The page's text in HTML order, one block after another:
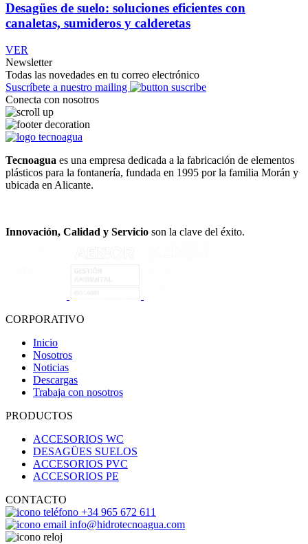
Desagües de suelo: soluciones eficientes con
canaletas, sumideros y calderetas
VER
Newsletter
Todas las novedades en tu correo electrónico
Suscríbete a nuestro mailing
Conecta con nosotros
Tecnoagua es una empresa dedicada a la fabricación de elementos
plásticos para la fontanería, fundada en 1995 por la familia Morán y
ubicada en Alicante.
Innovación, Calidad y Servicio son la clave del éxito.
CORPORATIVO
Inicio
Nosotros
Noticias
Descargas
Trabaja con nosotros
PRODUCTOS
ACCESORIOS WC
DESAGÜES SUELOS
ACCESORIOS PVC
ACCESORIOS PE
CONTACTO
+34 965 672 611
info@hidrotecnoagua.com